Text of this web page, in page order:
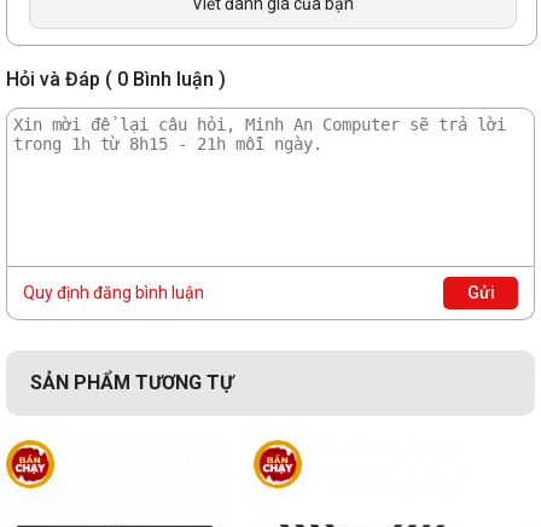
Hỏi và Đáp ( 0 Bình luận )
Quy định đăng bình luận Gửi
SẢN PHẨM TƯƠNG TỰ